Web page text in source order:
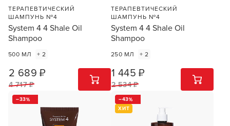
ТЕРАПЕВТИЧЕСКИЙ
ШАМПУНЬ №4
System 4 4 Shale Oil
Shampoo
500 МЛ + 2
2 689 ₽
4 717 ₽
1 ШТ
ТЕРАПЕВТИЧЕСКИЙ
ШАМПУНЬ №4
System 4 4 Shale Oil
Shampoo
250 МЛ + 2
1 445 ₽
2 534 ₽
1 ШТ
33
43
ХИТ